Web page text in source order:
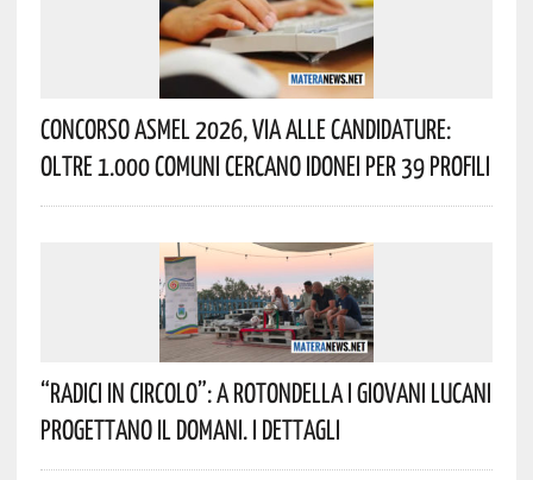
Concorso Asmel 2026, Via Alle Candidature:
Oltre 1.000 Comuni Cercano Idonei Per 39 Profili
“Radici In Circolo”: A Rotondella I Giovani Lucani
Progettano Il Domani. I Dettagli